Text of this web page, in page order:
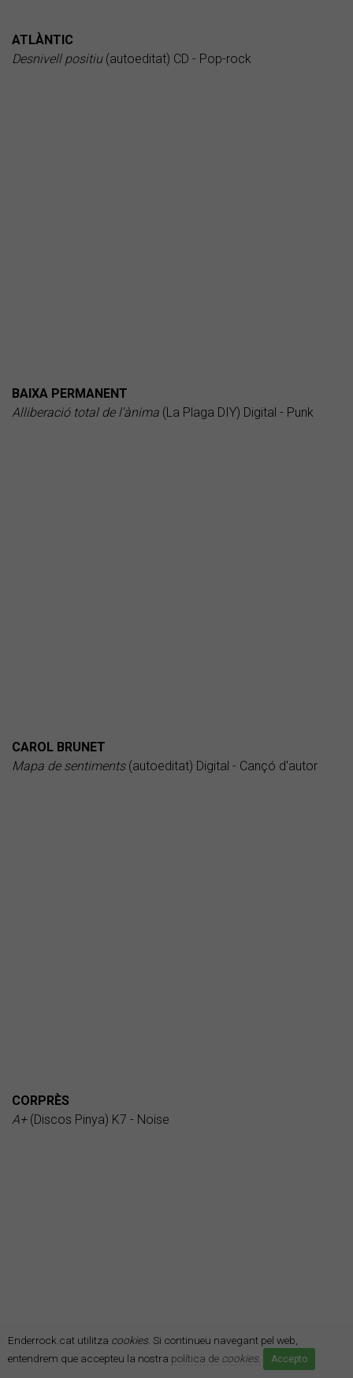
Enderrock.cat utilitza cookies. Si continueu navegant pel web,
entendrem que accepteu la nostra política de cookies. Accepto
ATLÀNTIC
Desnivell positiu(autoeditat) CD - Pop-rock
BAIXA PERMANENT
Alliberació total de l'ànima (La Plaga DIY) Digital - Punk
CAROL BRUNET
Mapa de sentiments(autoeditat) Digital - Cançó d'autor
CORPRÈS
A+(Discos Pinya) K7 - Noise